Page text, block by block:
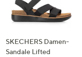
Touch-
Geräten
links
bzw.
SKECHERS Damen-
Sandale Lifted